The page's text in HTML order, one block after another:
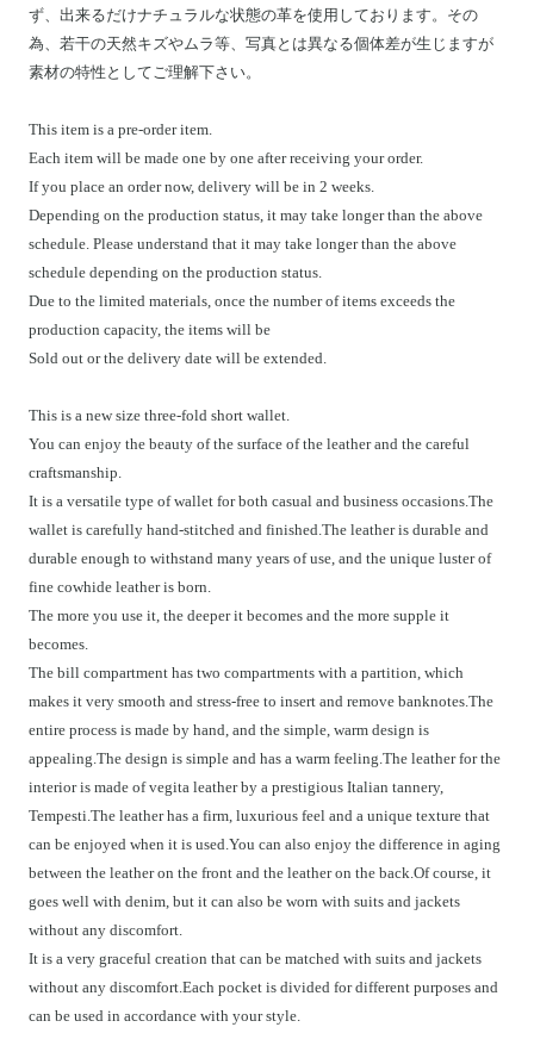
ず、出来るだけナチュラルな状態の革を使用しております。その
為、若干の天然キズやムラ等、写真とは異なる個体差が生じますが
素材の特性としてご理解下さい。
This item is a pre-order item.
Each item will be made one by one after receiving your order.
If you place an order now, delivery will be in 2 weeks.
Depending on the production status, it may take longer than the above
schedule. Please understand that it may take longer than the above
schedule depending on the production status.
Due to the limited materials, once the number of items exceeds the
production capacity, the items will be
Sold out or the delivery date will be extended.
This is a new size three-fold short wallet.
You can enjoy the beauty of the surface of the leather and the careful
craftsmanship.
It is a versatile type of wallet for both casual and business occasions.The
wallet is carefully hand-stitched and finished.The leather is durable and
durable enough to withstand many years of use, and the unique luster of
fine cowhide leather is born.
The more you use it, the deeper it becomes and the more supple it
becomes.
The bill compartment has two compartments with a partition, which
makes it very smooth and stress-free to insert and remove banknotes.The
entire process is made by hand, and the simple, warm design is
appealing.The design is simple and has a warm feeling.The leather for the
interior is made of vegita leather by a prestigious Italian tannery,
Tempesti.The leather has a firm, luxurious feel and a unique texture that
can be enjoyed when it is used.You can also enjoy the difference in aging
between the leather on the front and the leather on the back.Of course, it
goes well with denim, but it can also be worn with suits and jackets
without any discomfort.
It is a very graceful creation that can be matched with suits and jackets
without any discomfort.Each pocket is divided for different purposes and
can be used in accordance with your style.